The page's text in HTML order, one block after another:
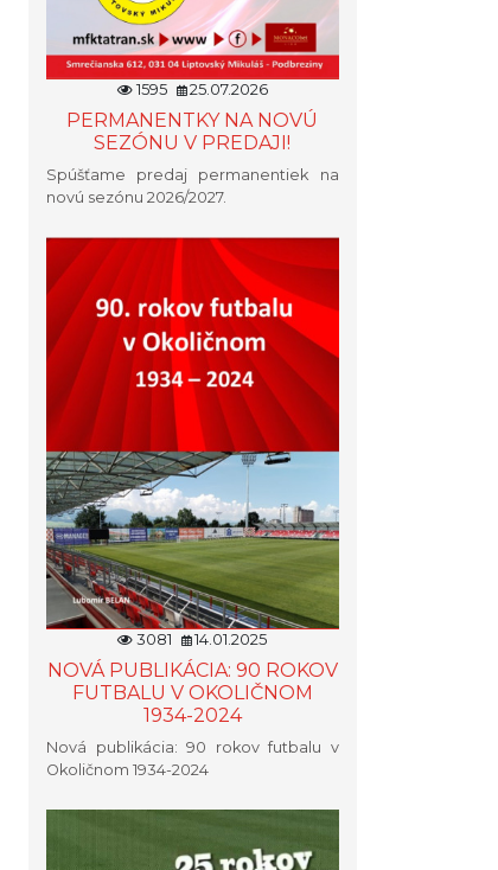
1595 25.07.2026
PERMANENTKY NA NOVÚ
SEZÓNU V PREDAJI!
Spúšťame predaj permanentiek na
novú sezónu 2026/2027.
3081 14.01.2025
NOVÁ PUBLIKÁCIA: 90 ROKOV
FUTBALU V OKOLIČNOM
1934-2024
Nová publikácia: 90 rokov futbalu v
Okoličnom 1934-2024